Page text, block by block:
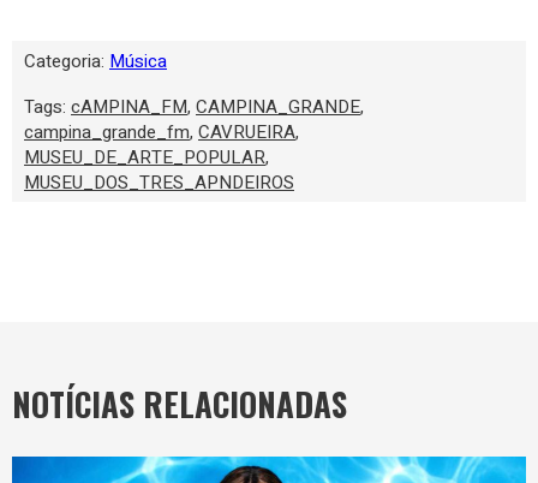
Categoria: Música
Tags: cAMPINA_FM, CAMPINA_GRANDE,
campina_grande_fm, CAVRUEIRA,
MUSEU_DE_ARTE_POPULAR,
MUSEU_DOS_TRES_APNDEIROS
NOTÍCIAS RELACIONADAS